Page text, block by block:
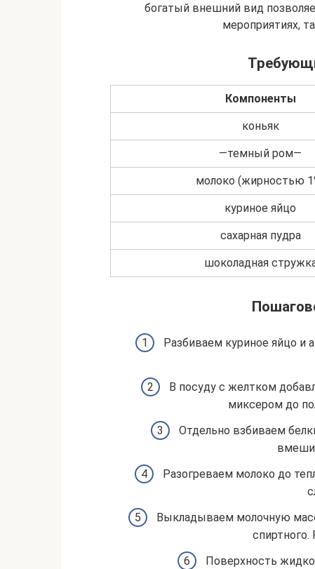
богатый внешний вид
мероприятиях,
Компоненты
коньяк
—темный ром—
молоко (жирностью
куриное яйцо
сахарная пудра
шоколадная
Разбиваем куриное яйцо и
В посуду с желтком
миксером до
Отдельно взбиваем
Разогреваем молоко до
Выкладываем молочную
Поверхность